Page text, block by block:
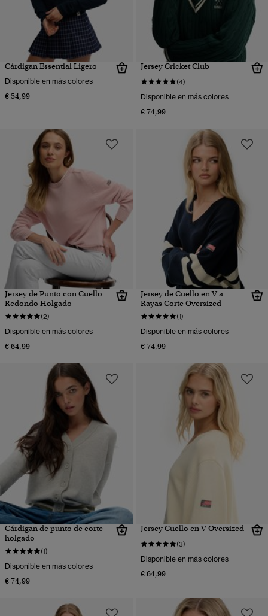
Cárdigan Essential Ligero
Disponible en más colores
€ 54,99
Jersey Cricket Club
(4)
Disponible en más colores
€ 74,99
Jersey de Punto con Cuello
Redondo Holgado
(2)
Disponible en más colores
€ 64,99
Jersey de Cuello en V a
Rayas Corte Oversized
(1)
Disponible en más colores
€ 74,99
Cárdigan de punto de corte
holgado
(1)
Disponible en más colores
€ 74,99
Jersey Cuello en V Oversized
(3)
Disponible en más colores
€ 64,99